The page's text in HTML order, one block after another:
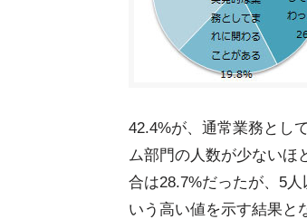
42.4%が、通常業務とし
ム部門の人数が少ないほ
合は28.7%だったが、5
いう高い値を示す結果と